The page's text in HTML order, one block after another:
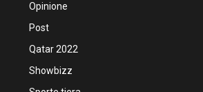
Opinione
Post
Qatar 2022
Showbizz